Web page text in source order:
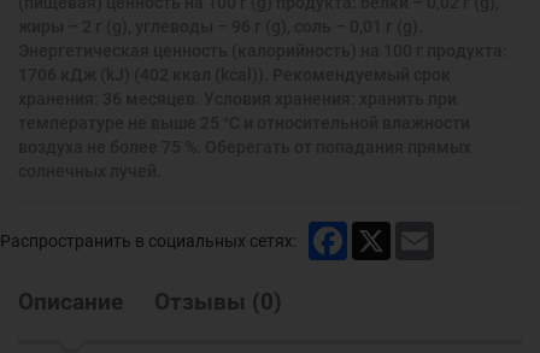
Распространить в социальных сетях: Facebook
Описание Отзывы (0)